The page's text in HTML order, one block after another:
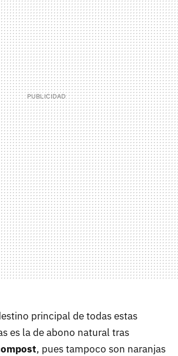
principal de todas estas
es la de abono natural tras
, pues tampoco son naranjas